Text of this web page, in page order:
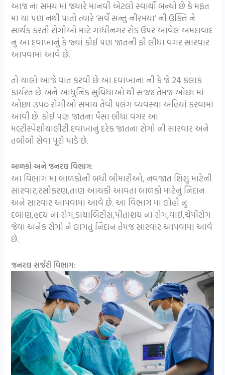
આજ ના સમય માં જયારે માનવી એટલો સ્વાર્થી બન્યો છે કે મફત
મા ચા પણ નથી પાતો ત્યારે ‘સર્વે સન્તુ નીરમયા’ ની ઉક્તિ ને
સાર્થક કરતી રોગીઓ માટે ગાંધીનગર રોડ ઉપર આવેલ અમદાવાદ
નુ આ દવાખાનું કે જ્યાં કોઈ પણ જાતની ફી લીધા વગર સારવાર
આપવામાં આવે છે.
તો ચાલો આજે વાત કરવી છે આ દવાખાના ની કે જે 24 કલાક
કાર્યરત છે અને આધુનિક સુવિધાઓ થી સજ્જ તેમજ ઓછા માં
ઓછા ૩૫૦ રોગીઓ સમાય તેવી પલંગ વ્યવસ્થા અહિયાં કરવામાં
આવી છે. કોઈ પણ જાતના પૈસા લીધા વગર આ
મલ્ટીસ્પેશીયાલીટી દવાખાનું દરેક જાતના રોગો ની સારવાર અને
તબીબી સેવા પૂરી પાડે છે.
બાળકો અને જનરલ વિભાગ:
આ વિભાગ મા બાળકોની બધી બીમારીઓ, નવજાત શિશુ માટેની
સારવાર,રસીકરણ,તાણ આચકી આવતા બાળકો માટેનું નિદાન
અને સારવાર આપવામાં આવે છે. આ વિભાગ મા લોહી નુ
દબાણ,હ્રદય ના રોગ,ડાયાબિટીસ,પીતાશય ના રોગ,વાઈ,ચેપીરોગ
જેવા અનેક રોગો ને લાગતું નિદાન તેમજ સારવાર આપવામાં આવે
છે.
જનરલ સર્જરી વિભાગ: